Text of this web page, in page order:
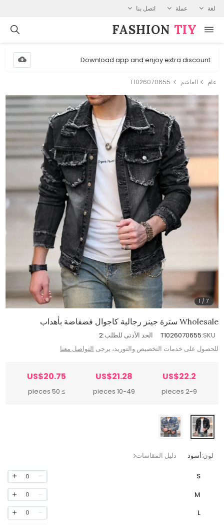
لغة عملة اتصل بنا
FASHION⁠ TIY
Download app and enjoy extra discount
عام العاشم T1026070655
1 /7
Wholesale سترة جينز رجالية كاجوال فضفاضة بأهداب
SKU:
T1026070655 الحد الأدنى للطلب:2
للحصول على خدمات التخصيص والتوريد، يرجى التواصل معنا
US$22.2
2-9 pieces
US$21.28
10-49 pieces
US$20.75
≥ 50 pieces
لون:أسود دليل المقاسات
S
0
M
0
L
0